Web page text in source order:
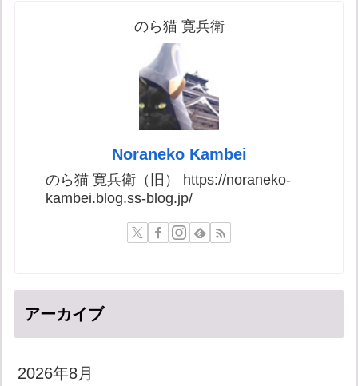
のら猫 寛兵衛
Noraneko Kambei
のら猫 寛兵衛（旧） https://noraneko-
kambei.blog.ss-blog.jp/
アーカイブ
2026年8月